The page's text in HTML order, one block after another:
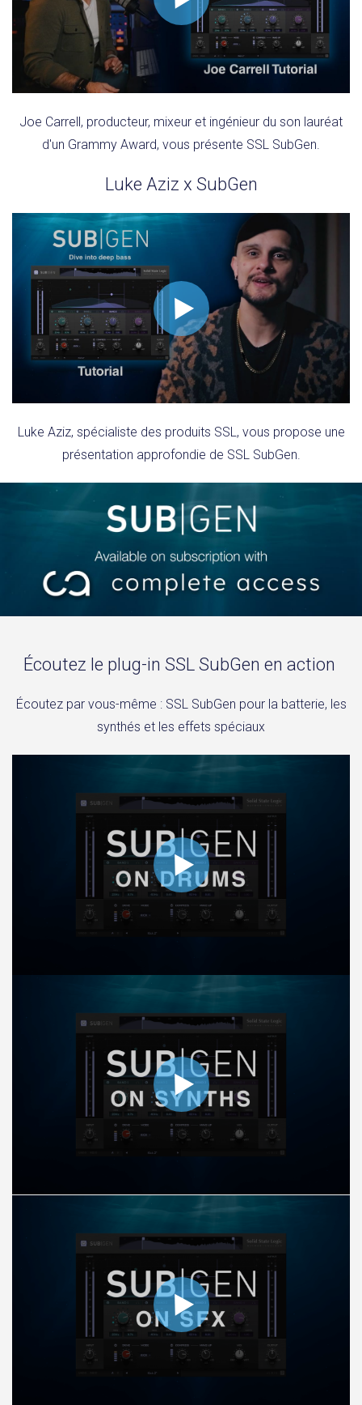
Joe Carrell, producteur, mixeur et ingénieur du son lauréat
d'un Grammy Award, vous présente SSL SubGen.
Luke Aziz x SubGen
Luke Aziz, spécialiste des produits SSL, vous propose une
présentation approfondie de SSL SubGen.
Écoutez le plug-in SSL SubGen en action
Écoutez par vous-même : SSL SubGen pour la batterie, les
synthés et les effets spéciaux